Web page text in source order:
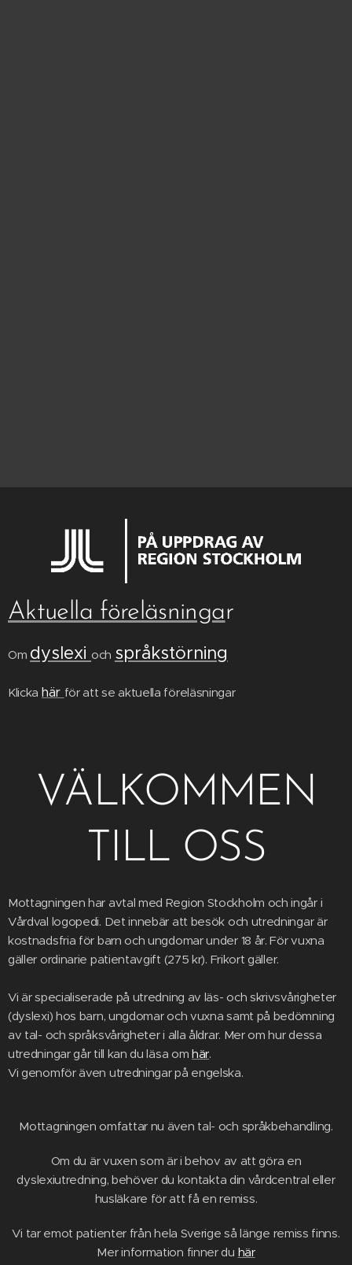
Aktuella föreläsningar
Om dyslexi och språkstörning
Klicka här för att se aktuella föreläsningar
VÄLKOMMEN
TILL OSS
Mottagningen har avtal med Region Stockholm och ingår i
Vårdval logopedi. Det innebär att besök och utredningar är
kostnadsfria för barn och ungdomar under 18 år. För vuxna
gäller ordinarie patientavgift (275 kr). Frikort gäller.
Vi är specialiserade på utredning av läs- och skrivsvårigheter
(dyslexi) hos barn, ungdomar och vuxna samt på bedömning
av tal- och språksvårigheter i alla åldrar. Mer om hur dessa
utredningar går till kan du läsa omhär.
Vi genomför även utredningar på engelska.
Mottagningen omfattar nu även tal- och språkbehandling.
Om du är vuxen som är i behov av att göra en
dyslexiutredning, behöver du kontakta din vårdcentral eller
husläkare för att få en remiss.
Vi tar emot patienter från hela Sverige så länge remiss finns.
Mer information finner du här